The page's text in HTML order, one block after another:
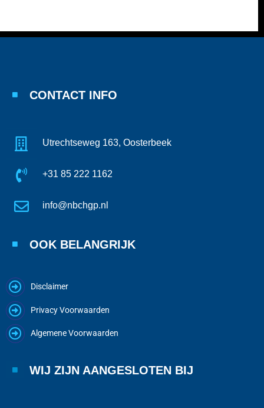
CONTACT INFO
Utrechtseweg 163, Oosterbeek
+31 85 222 1162
info@nbchgp.nl
OOK BELANGRIJK
Disclaimer
Privacy Voorwaarden
Algemene Voorwaarden
WIJ ZIJN AANGESLOTEN BIJ